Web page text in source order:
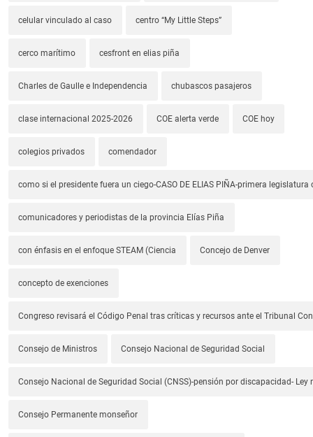
celular vinculado al caso centro “My Little Steps”
cerco marítimo cesfront en elias piña
Charles de Gaulle e Independencia chubascos pasajeros
clase internacional 2025-2026 COE alerta verde COE hoy
colegios privados comendador
como si el presidente fuera un ciego-CASO DE ELIAS PIÑA-primera legislatura
comunicadores y periodistas de la provincia Elías Piña
con énfasis en el enfoque STEAM (Ciencia Concejo de Denver
concepto de exenciones
Congreso revisará el Código Penal tras críticas y recursos ante el Tribunal
Consejo de Ministros Consejo Nacional de Seguridad Social
Consejo Nacional de Seguridad Social (CNSS)-pensión por discapacidad- Ley
Consejo Permanente monseñor